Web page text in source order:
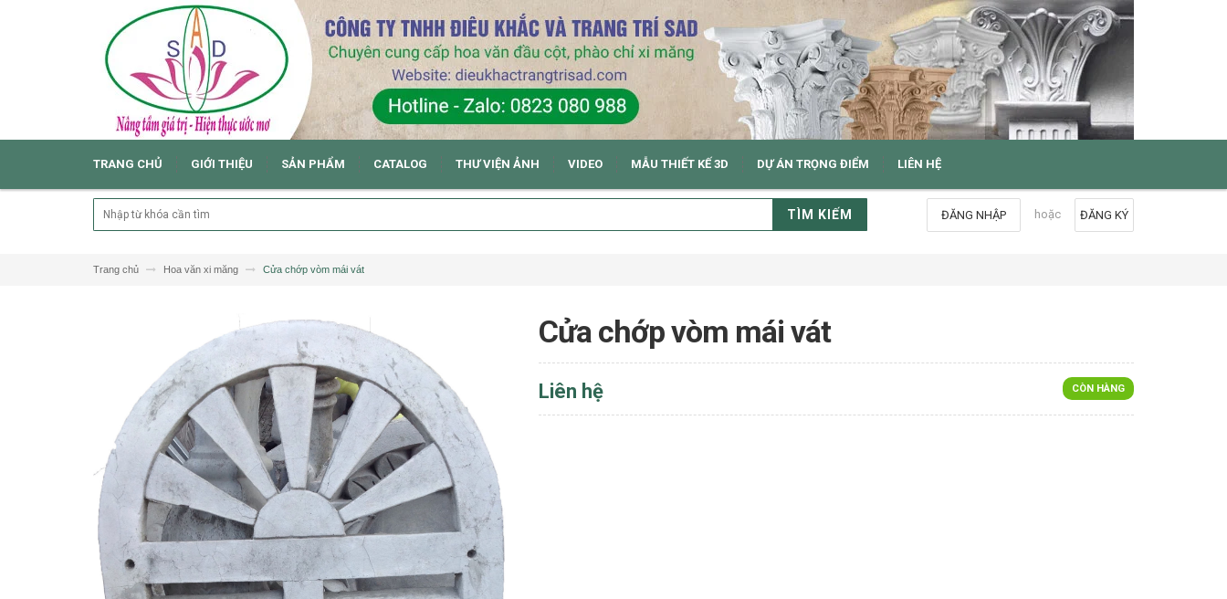
TRANG CHỦ GIỚI THIỆU SẢN PHẨM CATALOG THƯ VIỆN ẢNH VIDEO MẪU THIẾT KẾ 3D DỰ ÁN TRỌNG ĐIỂM LIÊN HỆ
TÌM KIẾM ĐĂNG KÝ
hoặc
ĐĂNG NHẬP
Trang chủ Hoa văn xi măng Cửa chớp vòm mái vát
Cửa chớp vòm mái vát
CÒN HÀNG
Liên hệ